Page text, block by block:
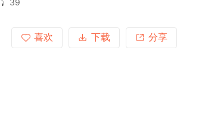
39
喜欢
下载 分享